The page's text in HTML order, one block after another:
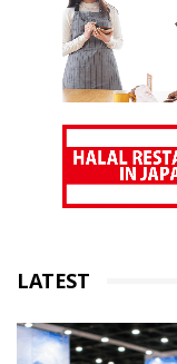
LATEST